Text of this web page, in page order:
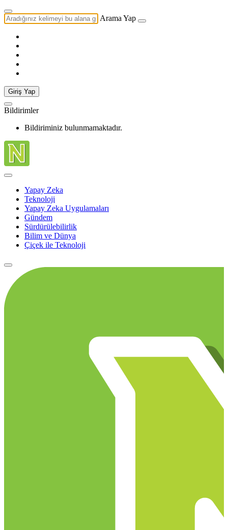
Arama Yap
Giriş Yap
Bildirimler
Bildiriminiz bulunmamaktadır.
Yapay Zeka
Teknoloji
Yapay Zeka Uygulamaları
Gündem
Sürdürülebilirlik
Bilim ve Dünya
Çiçek ile Teknoloji